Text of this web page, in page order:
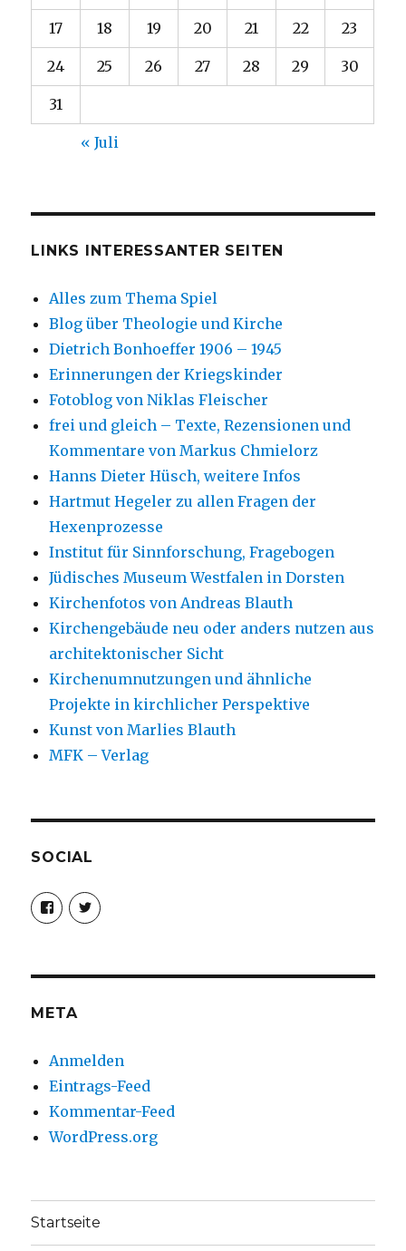
17 18 19 20 21 22 23
24 25 26 27 28 29 30
31
« Juli
LINKS INTERESSANTER SEITEN
Alles zum Thema Spiel
Blog über Theologie und Kirche
Dietrich Bonhoeffer 1906 – 1945
Erinnerungen der Kriegskinder
Fotoblog von Niklas Fleischer
frei und gleich – Texte, Rezensionen und
Kommentare von Markus Chmielorz
Hanns Dieter Hüsch, weitere Infos
Hartmut Hegeler zu allen Fragen der
Hexenprozesse
Institut für Sinnforschung, Fragebogen
Jüdisches Museum Westfalen in Dorsten
Kirchenfotos von Andreas Blauth
Kirchengebäude neu oder anders nutzen aus
architektonischer Sicht
Kirchenumnutzungen und ähnliche
Projekte in kirchlicher Perspektive
Kunst von Marlies Blauth
MFK – Verlag
SOCIAL
Profil
von
christoph.fleischer1
anzeigen
Profil
von
anzeigen
META
Anmelden
Eintrags-Feed
Kommentar-Feed
WordPress.org
Startseite